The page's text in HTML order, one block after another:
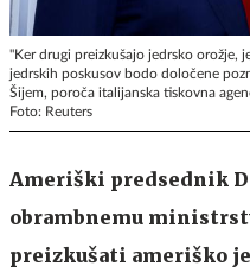
"Ker drugi preizkušajo jedrsko orožje,
jedrskih poskusov bodo določene
Šijem, poroča italijanska tiskovna
Foto: Reuters
Ameriški predsednik
obrambnemu
preizkušati ameriško